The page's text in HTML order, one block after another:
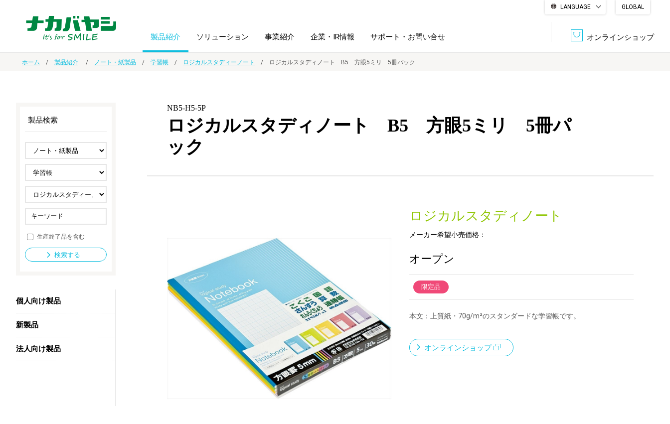
LANGUAGE
GLOBAL
オンラインショップ
製品紹介
ノート・紙製品
ファイル・
ホルダー用品
筆記具
スマートフォン・
タブレット関連
防災・
セキュリティ用品
法人向け製品 新製品一覧
ソリューション
オーダー手帳・ノベルティ制作 学校ソリューション DPS（データ・プリント・サービス）
ドキュメントスキャニングサービス
導入事例
事業紹介 企業・IR情報
IR情報 沿革 認証一覧
サステナビリティ
サポート・お問い合せ
ホーム 製品紹介 ノート・紙製品 学習帳 ロジカルスタディーノート ロジカルスタディノート B5 方眼5ミリ 5冊パック
NB5-H5-5P
ロジカルスタディノート B5 方眼5ミリ 5冊パ
ック
ロジカルスタディノート
メーカー希望小売価格：
オープン
限定品
本文：上質紙・70g/m²のスタンダードな学習帳です。
オンラインショップ
製品検索
生産終了品を含む
検索する
個人向け製品
新製品
法人向け製品